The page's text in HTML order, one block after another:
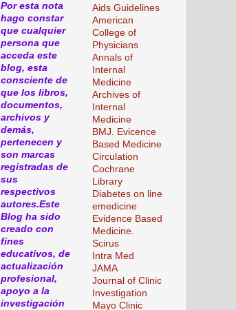
Por esta nota
hago constar
que cualquier
persona que
acceda este
blog, esta
consciente de
que los libros,
documentos,
archivos y
demás,
pertenecen y
son marcas
registradas de
sus
respectivos
autores.Este
Blog ha sido
creado con
fines
educativos, de
actualización
profesional,
apoyo a la
investigación
Aids Guidelines
American
College of
Physicians
Annals of
Internal
Medicine
Archives of
Internal
Medicine
BMJ. Evicence
Based Medicine
Circulation
Cochrane
Library
Diabetes on line
emedicine
Evidence Based
Medicine.
Scirus
Intra Med
JAMA
Journal of Clinic
Investigation
Mayo Clinic